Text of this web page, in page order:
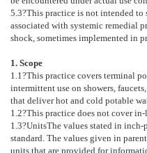
5.3?This practice is not intended to
associated with systemic remedial
shock, sometimes implemented in
1. Scope
1.1 ?This practice covers terminal
intermittent use on showers,
that deliver hot and cold potable
1.2?This practice does not cover
1.3?UnitsThe values stated in inch-
standard. The values given in
units that are provided for